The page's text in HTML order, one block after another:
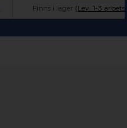
Finns i lager (Lev. 1-3